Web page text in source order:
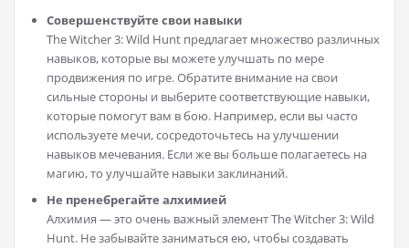
Совершенствуйте свои навыки
The Witcher 3: Wild Hunt предлагает множество различных
навыков, которые вы можете улучшать по мере
продвижения по игре. Обратите внимание на свои
сильные стороны и выберите соответствующие навыки,
которые помогут вам в бою. Например, если вы часто
используете мечи, сосредоточьтесь на улучшении
навыков мечевания. Если же вы больше полагаетесь на
магию, то улучшайте навыки заклинаний.
Не пренебрегайте алхимией
Алхимия — это очень важный элемент The Witcher 3: Wild
Hunt. Не забывайте заниматься ею, чтобы создавать